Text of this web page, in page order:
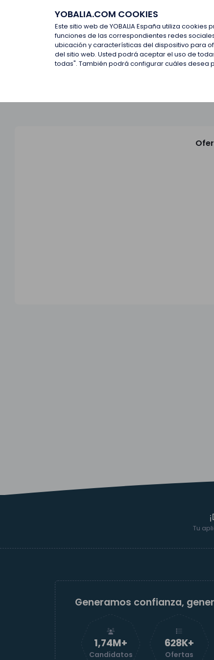
YOBALIA.COM COOKIES
Este sitio web de YOBALIA España utiliza
funciones de las correspondientes redes
ubicación y características del dispositivo para
del sitio web. Usted podrá aceptar el uso de
todas". También podrá configurar cuáles desea
Últimas ofertas
Últimas ofertas
Tu
Generamos confianza,
1,74M+
Candidatos
629K+
Ofertas